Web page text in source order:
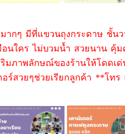
ากๆ มีที่แขวนถุงกระดาษ ชั้น
นใคร ไม่บวมน้ำ สวยนาน คุ้ม
ริมภาพลักษณ์ของร้านให้โดดเ
สวยๆช่วยเรียกลูกค้า **โทร